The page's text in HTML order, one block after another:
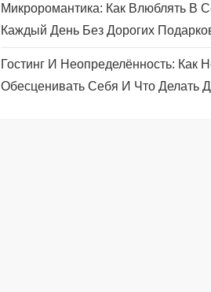
Микроромантика: Как Влюблять В
Каждый День Без Дорогих
Гостинг И Неопределённость: Как
Обесценивать Себя И Что Делать